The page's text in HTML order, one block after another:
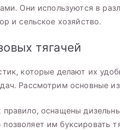
Они используются в
и сельское хозяйство.
тягачей
которые делают их
Рассмотрим основные
правило, оснащены
им буксировать